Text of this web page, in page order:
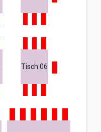
Tisch 06